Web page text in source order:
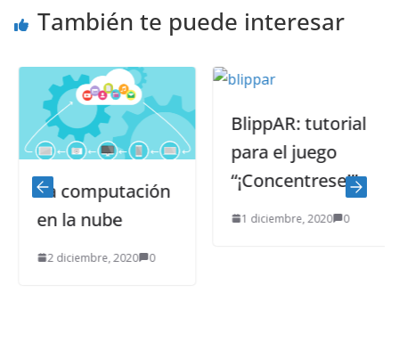
También te puede interesar
La computación
en la nube
2 diciembre, 2020 0
BlippAR: tutorial
para el juego
“¡Concentrese!”
1 diciembre, 2020 0